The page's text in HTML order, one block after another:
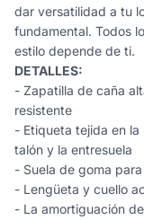
dar versatilidad a tu
fundamental. Todos
estilo depende de ti.
DETALLES:
- Zapatilla de caña
resistente
- Etiqueta tejida en
talón y la entresuela
- Suela de goma
- Lengüeta y cuello
- La amortiguación